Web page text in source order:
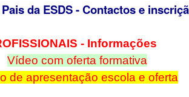
da ESDS - Contactos e
- Informações
Vídeo com oferta formativa
de apresentação escola e oferta